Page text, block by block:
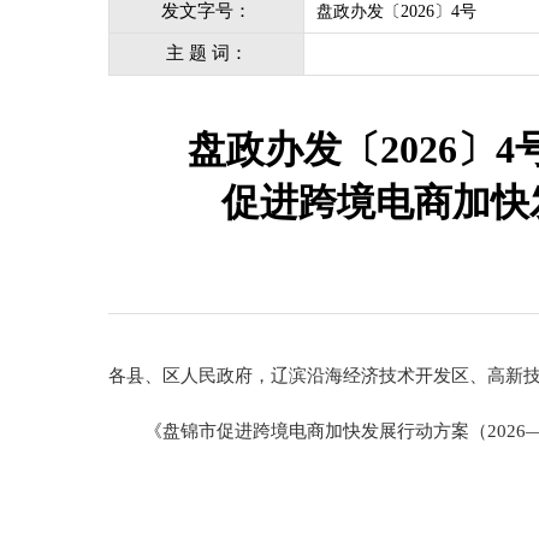
发文字号： 盘政办发〔2026〕4号
主 题 词：
盘政办发〔2026〕4
促进跨境电商加
各县、区人民政府，辽滨沿海经济技术开发区、高新
《盘锦市促进跨境电商加快发展行动方案（